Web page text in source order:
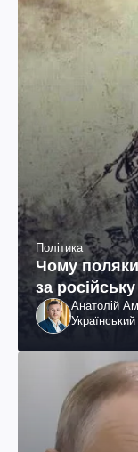
Політика
Чому
за російську
Анатолій